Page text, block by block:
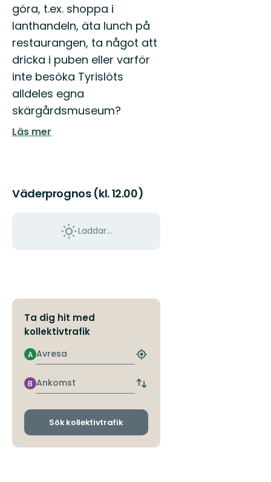
göra, t.ex. shoppa i
lanthandeln, äta lunch på
restaurangen, ta något att
dricka i puben eller varför
inte besöka Tyrislöts
alldeles egna
skärgårdsmuseum?
Läs mer
Väderprognos (kl. 12.00)
Laddar...
Ta dig hit med
kollektivtrafik
Avresa
A
Hitta
hållplats
Ankomst
B
Byt
och
Sök kollektivtrafik